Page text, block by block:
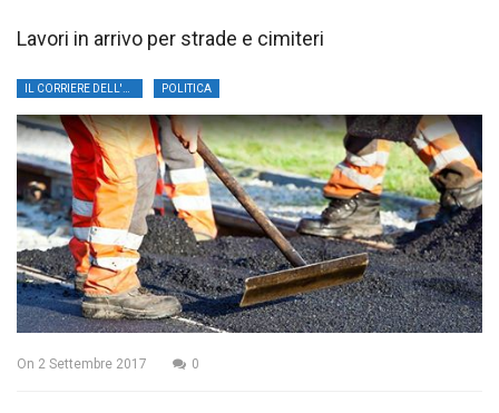
Lavori in arrivo per strade e cimiteri
POLITICA
On 2 Settembre 2017 0